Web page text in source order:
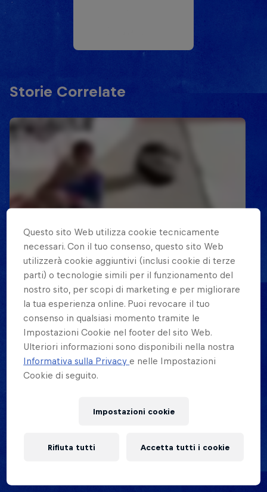
Storie Correlate
Questo sito Web utilizza cookie tecnicamente
necessari. Con il tuo consenso, questo sito Web
utilizzerà cookie aggiuntivi (inclusi cookie di terze
parti) o tecnologie simili per il funzionamento del
nostro sito, per scopi di marketing e per migliorare
la tua esperienza online. Puoi revocare il tuo
consenso in qualsiasi momento tramite le
Impostazioni Cookie nel footer del sito Web.
Ulteriori informazioni sono disponibili nella nostra
Informativa sulla Privacye nelle Impostazioni
Cookie di seguito.
Impostazioni cookie
Rifiuta tutti Accetta tutti i cookie